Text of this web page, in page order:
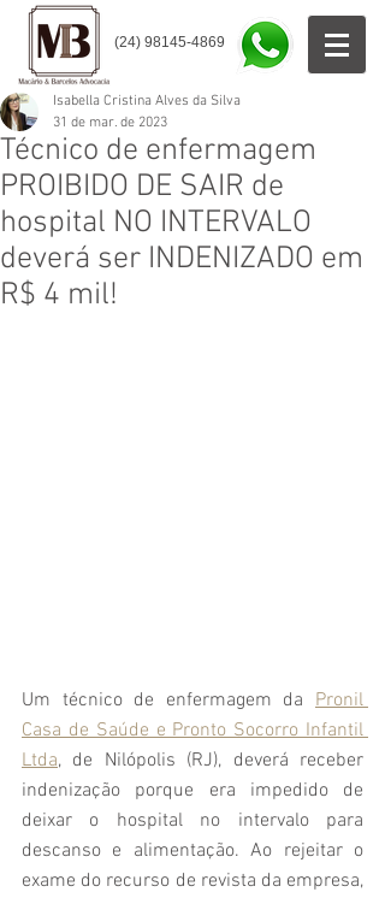
(24) 98145-4869
Técnico de enfermagem
PROIBIDO DE SAIR de
hospital NO INTERVALO
deverá ser INDENIZADO em
R$ 4 mil!
Isabella Cristina Alves da Silva
31 de mar. de 2023
Um técnico de enfermagem da Pronil
Casa de Saúde e Pronto Socorro Infantil
Ltda, de Nilópolis (RJ), deverá receber
indenização porque era impedido de
deixar o hospital no intervalo para
descanso e alimentação. Ao rejeitar o
exame do recurso de revista da empresa,